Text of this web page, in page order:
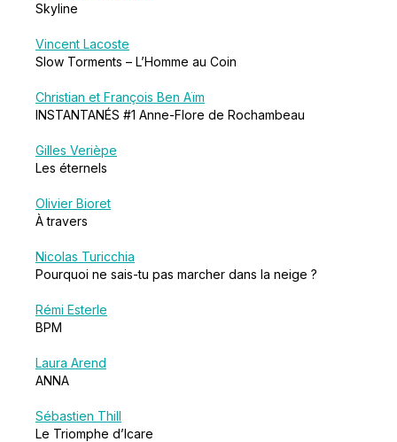
Skyline
Vincent Lacoste
Slow Torments – L’Homme au Coin
Christian et François Ben Aïm
INSTANTANÉS #1 Anne-Flore de Rochambeau
Gilles Verièpe
Les éternels
Olivier Bioret
À travers
Nicolas Turicchia
Pourquoi ne sais-tu pas marcher dans la neige ?
Rémi Esterle
BPM
Laura Arend
ANNA
Sébastien Thill
Le Triomphe d’Icare